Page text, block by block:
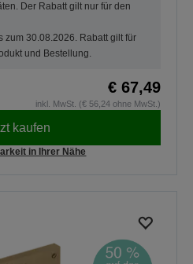
Der Rabatt gilt nur für den
zum 30.08.2026. Rabatt gilt für
und Bestellung.
€ 67,49
inkl. MwSt. (€ 56,24 ohne MwSt.)
kaufen
in Ihrer Nähe